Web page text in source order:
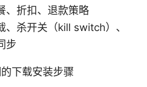
、折扣、退款策略
、杀开关（kill switch）、
步
下载安装步骤